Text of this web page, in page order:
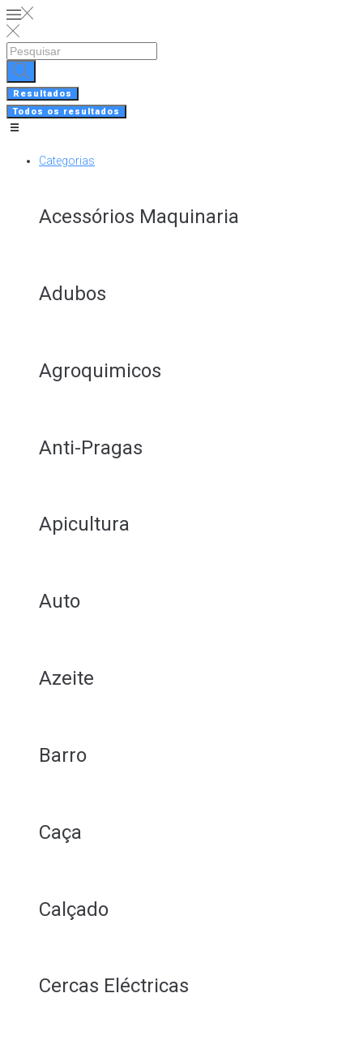
Skip
to
content
Search
Resultados
Todos os resultados
Categorias
Acessórios Maquinaria
Adubos
Agroquimicos
Anti-Pragas
Apicultura
Auto
Azeite
Barro
Caça
Calçado
Cercas Eléctricas